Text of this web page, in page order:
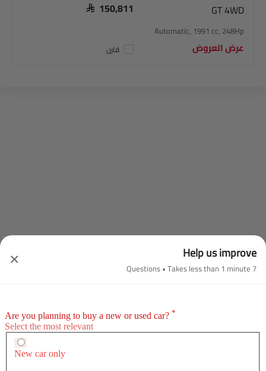
GT 4WD
SAR 150,811
Automatic, 1991 cc, 248Hp
عرض العروض قارن
معرض الصور جي أي سي GS8 2026
صور خارجية لـ جي أي سي GS8 2026
جي أي سي GS8 has 10 images of its exterior, top جي أي سي GS8
2026 exterior images include منظر بزاوية منخفضة من الأمام, منظر
Help us improve
7 Questions • Takes less than 1 minute
×